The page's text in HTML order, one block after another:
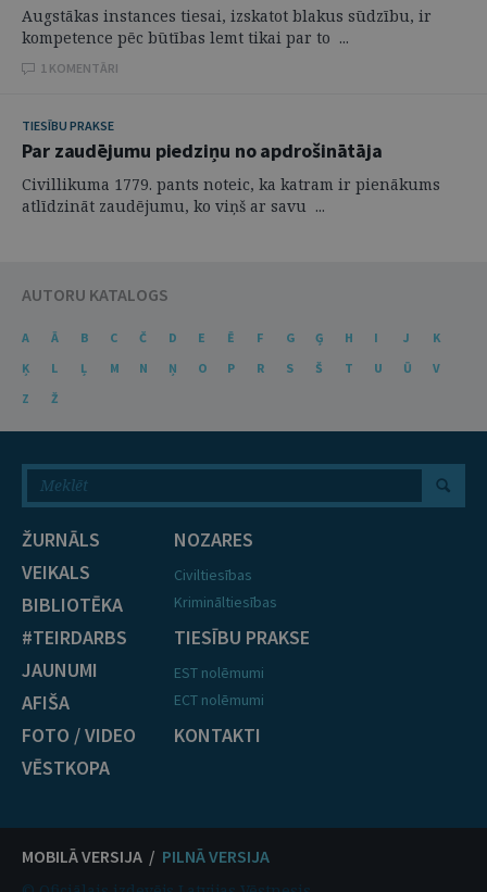
Augstākas instances tiesai, izskatot blakus sūdzību, ir
kompetence pēc būtības lemt tikai par to ...
1 KOMENTĀRI
TIESĪBU PRAKSE
Par zaudējumu piedziņu no apdrošinātāja
Civillikuma 1779. pants noteic, ka katram ir pienākums
atlīdzināt zaudējumu, ko viņš ar savu ...
AUTORU KATALOGS
A Ā B C Č D E Ē F G Ģ H I J
K
Ķ
L Ļ M N Ņ O P R S Š T U Ū
V
Z
Ž
ŽURNĀLS
VEIKALS
BIBLIOTĒKA
#TEIRDARBS
JAUNUMI
AFIŠA
FOTO / VIDEO
VĒSTKOPA
NOZARES
Civiltiesības
Krimināltiesības
TIESĪBU PRAKSE
EST nolēmumi
ECT nolēmumi
KONTAKTI
MOBILĀ VERSIJA / PILNĀ VERSIJA